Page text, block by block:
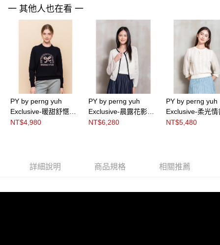
https://aftee.tw/terms/#terms3
３．未成年的使用者請事先徵得法定代理人或監護人之同意方可使用
「AFTEE先享後付」，若未經同意申辦者引起之損失，本公司不負相關責
４．使用「AFTEE先享後付」時，將依據個別帳號之用戶狀況，依本公司即
時審查核予不同之上限額度；若仍有額度不足之情形，本公司將視審查結果
請求用戶進行身份認證。
５．嚴禁一人註冊多個帳號或使用他人資訊註冊。若發現惡意使用之情形，
恩沛科技股份有限公司將有權停止該用戶之使用額度並採取法律行動。
一 其他人也在看 一
PY by perng yuh
Exclusive-暖甜舒愜緹
花珠飾針織衫
NT$4,980
PY by perng yuh
Exclusive-晨露花影鏤
空織紋針織外罩衫
NT$6,280
PY by perng yuh
Exclusive-柔光情
接袖針織衫
NT$5,480
詳細說明 商品規格 相關推薦